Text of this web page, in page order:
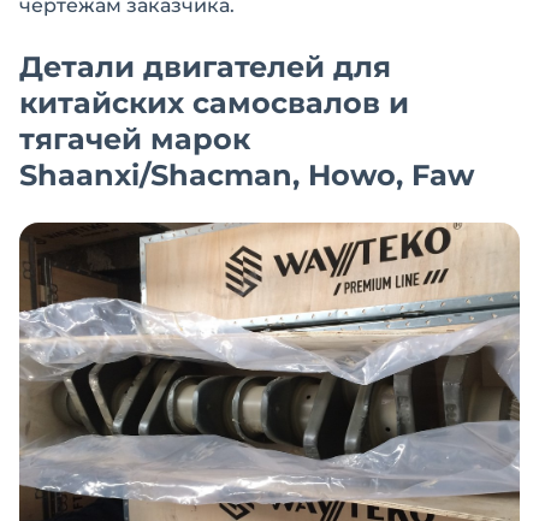
чертежам заказчика.
Детали двигателей для
китайских самосвалов и
тягачей марок
Shaanxi/Shacman, Howo, Faw